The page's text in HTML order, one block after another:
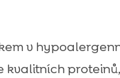
v
kvalitních